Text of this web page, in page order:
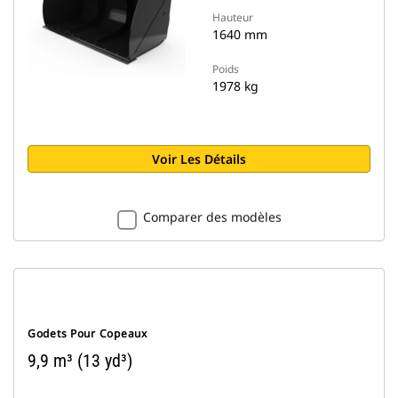
Hauteur
1640 mm
Poids
1978 kg
Voir Les Détails
Comparer des modèles
Godets Pour Copeaux
9,9 m³ (13 yd³)